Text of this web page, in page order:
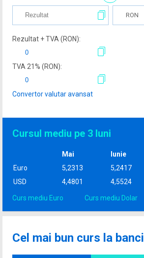
RON
Rezultat + TVA (RON):
TVA 21% (RON):
Convertor valutar avansat
Cursul mediu pe 3 luni
Mai Iunie
Euro
5,2313 5,2417
USD
4,4801 4,5524
Curs mediu Euro Curs mediu Dolar
Cel mai bun curs la banci